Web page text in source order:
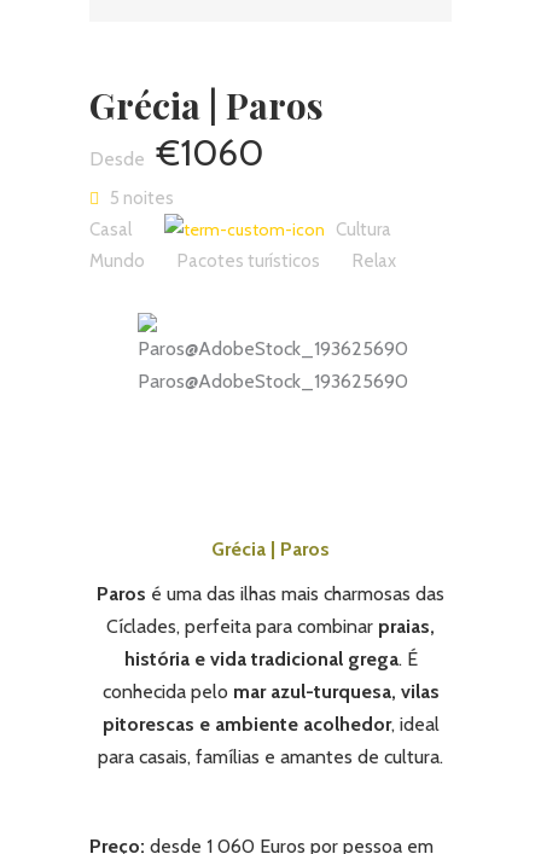
Grécia | Paros
€1060
5 noites
Casal
Cultura
Mundo
Pacotes turísticos Relax
Paros@AdobeStock_193625690
Grécia | Paros
Paros é uma das ilhas mais charmosas das
Cíclades, perfeita para combinar praias,
história e vida tradicional grega. É
conhecida pelo mar azul-turquesa, vilas
pitorescas e ambiente acolhedor, ideal
para casais, famílias e amantes de cultura.
Preço: desde 1 060 Euros por pessoa em